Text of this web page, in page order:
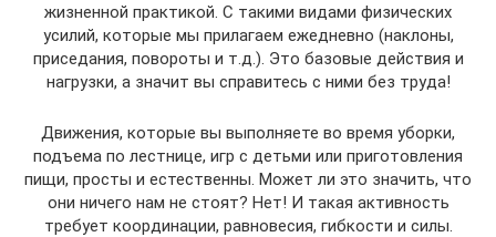
жизненной практикой. С такими видами физических
усилий, которые мы прилагаем ежедневно (наклоны,
приседания, повороты и т.д.). Это базовые действия и
нагрузки, а значит вы справитесь с ними без труда!
Движения, которые вы выполняете во время уборки,
подъема по лестнице, игр с детьми или приготовления
пищи, просты и естественны. Может ли это значить, что
они ничего нам не стоят? Нет! И такая активность
требует координации, равновесия, гибкости и силы.